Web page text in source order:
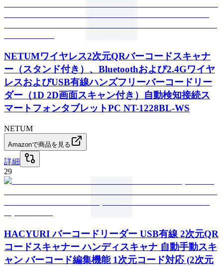
NETUMワイヤレス2次元QRバーコードスキャナ
ー（スタンド付き）、Bluetoothおよび2.4Gワイヤ
レスおよびUSB有線ハンズフリーバーコードリー
ダー（1D 2D画面スキャン付き）自動検知接続ス
マートフォンタブレットPC NT-1228BL-WS
NETUM
Amazonで商品を見る
詳細
29
HACYURI バーコードリーダー USB有線 2次元QR
コードスキャナー ハンディスキャナ 自動手動スキ
ャン バーコード編集機能 1次元コード対応 (2次元